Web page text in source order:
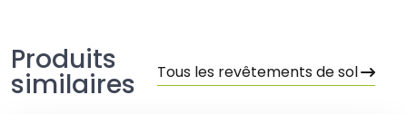
Produits
similaires Tous les revêtements de sol